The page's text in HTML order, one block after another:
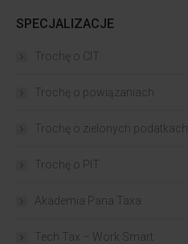
SPECJALIZACJE
Trochę o CIT
Trochę o powiązaniach​
Trochę o zielonych podatkach
Trochę o PIT
Akademia Pana Taxa
Tech Tax – Work Smart